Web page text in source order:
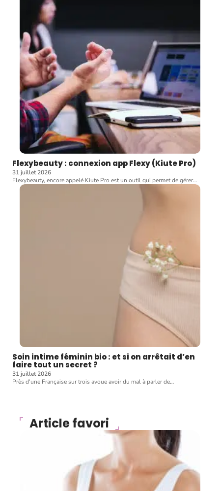
Flexybeauty : connexion app Flexy (Kiute Pro)
31 juillet 2026
Flexybeauty, encore appelé Kiute Pro est un outil qui permet de gérer…
Soin intime féminin bio : et si on arrêtait d’en
faire tout un secret ?
31 juillet 2026
Près d'une Française sur trois avoue avoir du mal à parler de…
Article favori